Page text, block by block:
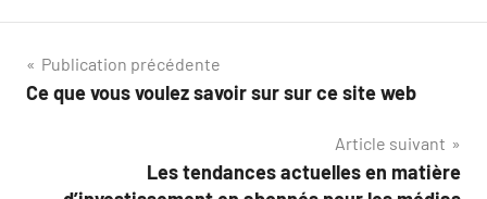
Navigation
de
Publication précédente
Ce que vous voulez savoir sur sur ce site web
Article suivant
Les tendances actuelles en matière